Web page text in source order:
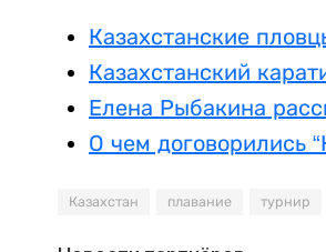
Казахстанские
Казахстанский
Елена Рыбакина
О чем договорились
Казахстан плавание турнир